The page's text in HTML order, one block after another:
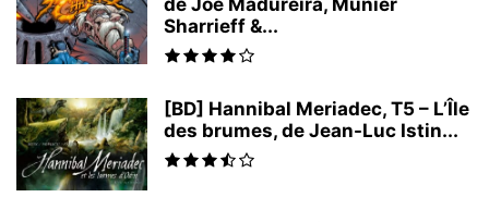
de Joe Madureira, Munier
Sharrieff &...
[BD] Hannibal Meriadec, T5 – L’Île
des brumes, de Jean-Luc Istin...